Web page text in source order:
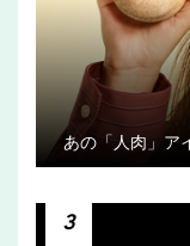
あの「人肉」ア
3